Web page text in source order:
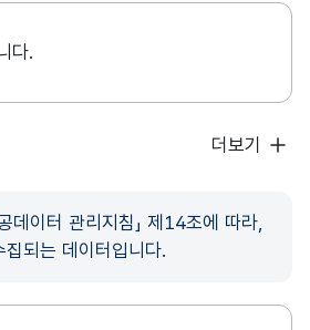
다.
더보기
데이터 관리지침」 제14조에 따라,
되는 데이터입니다.